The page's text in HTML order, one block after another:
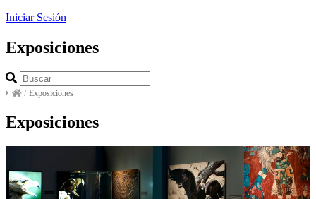
Iniciar Sesión
Exposiciones
/ Exposiciones
Exposiciones